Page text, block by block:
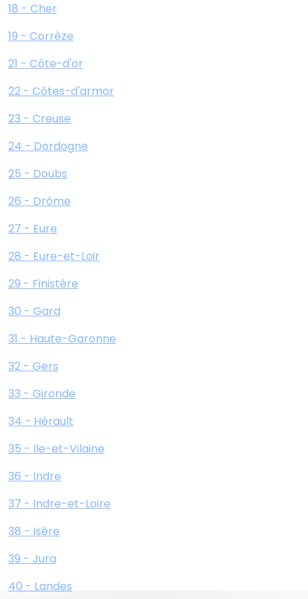
18 - Cher
19 - Corrèze
21 - Côte-d'or
22 - Côtes-d'armor
23 - Creuse
24 - Dordogne
25 - Doubs
26 - Drôme
27 - Eure
28 - Eure-et-Loir
29 - Finistère
30 - Gard
31 - Haute-Garonne
32 - Gers
33 - Gironde
34 - Hérault
35 - Ile-et-Vilaine
36 - Indre
37 - Indre-et-Loire
38 - Isère
39 - Jura
40 - Landes